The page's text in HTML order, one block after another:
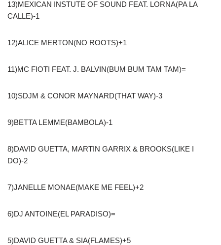
13)MEXICAN INSTUTE OF SOUND FEAT. LORNA(PA LA
CALLE)-1
12)ALICE MERTON(NO ROOTS)+1
11)MC FIOTI FEAT. J. BALVIN(BUM BUM TAM TAM)=
10)SDJM & CONOR MAYNARD(THAT WAY)-3
9)BETTA LEMME(BAMBOLA)-1
8)DAVID GUETTA, MARTIN GARRIX & BROOKS(LIKE I
DO)-2
7)JANELLE MONAE(MAKE ME FEEL)+2
6)DJ ANTOINE(EL PARADISO)=
5)DAVID GUETTA & SIA(FLAMES)+5